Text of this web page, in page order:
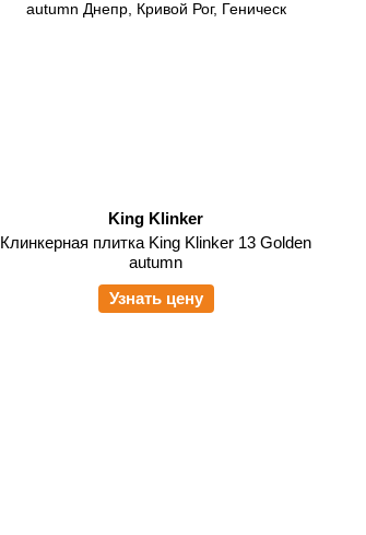
King Klinker
Клинкерная плитка King Klinker 13 Golden
autumn
Узнать цену